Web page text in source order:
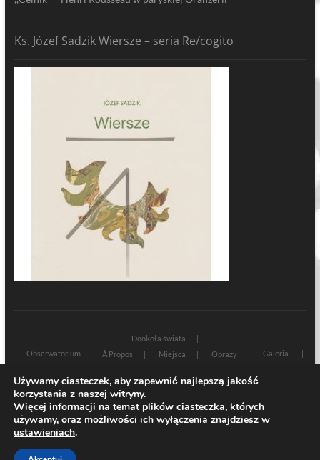
Ks. Józef Sadzik Wiersze – seria Re/cogito
Dookoła świata
Obserwatorium
À Propos Miejsca Obrazy
Galeria
Sacrum profanum
Zamyślenia
Teksty
Rozmowy Świadectwa Na marginesie
| Designed by:Theme Freesia
Używamy ciasteczek, aby zapewnić najlepszą jakość
korzystania z naszej witryny.
Więcej informacji na temat plików ciasteczka, których
używamy, oraz możliwości ich wyłączenia znajdziesz w
ustawieniach.